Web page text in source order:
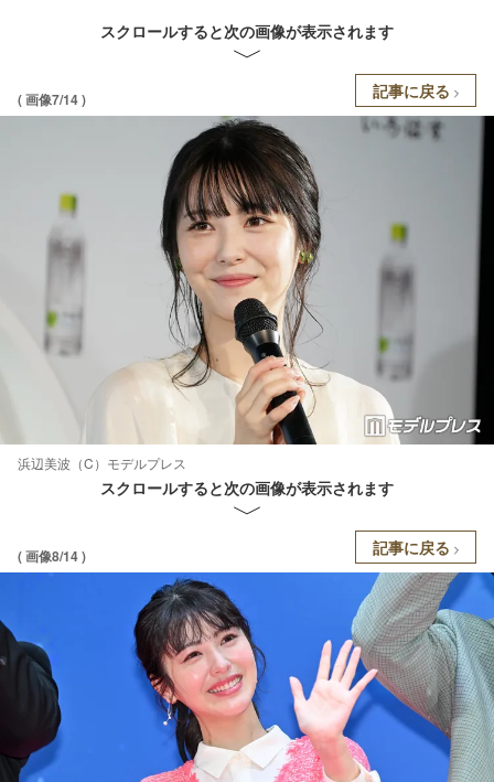
スクロールすると次の画像が表示されます
( 画像7/14 ) 記事に戻る
浜辺美波（C）モデルプレス
スクロールすると次の画像が表示されます
( 画像8/14 ) 記事に戻る